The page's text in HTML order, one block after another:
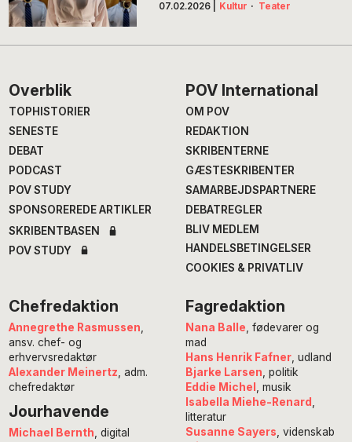
07.02.2026 Kultur · Teater
Footer
Overblik
TOPHISTORIER
SENESTE
DEBAT
PODCAST
POV STUDY
SPONSOREREDE ARTIKLER
SKRIBENTBASEN
POV STUDY
POV International
OM POV
REDAKTION
SKRIBENTERNE
GÆSTESKRIBENTER
SAMARBEJDSPARTNERE
DEBATREGLER
BLIV MEDLEM
HANDELSBETINGELSER
COOKIES & PRIVATLIV
Chefredaktion
Annegrethe Rasmussen
ansv. chef- og
erhvervsredaktør
Alexander Meinertz , adm.
chefredaktør
Jourhavende
Michael Bernth , digital
Fagredaktion
Nana Balle , fødevarer og
mad
Hans Henrik Fafner, udland
Bjarke Larsen , politik
Eddie Michel
, musik
Isabella Miehe-Renard
litteratur
Susanne Sayers , videnskab